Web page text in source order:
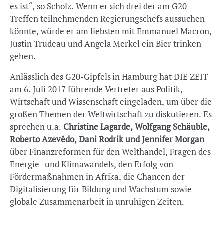
es ist“, so Scholz. Wenn er sich drei der am G20-
Treffen teilnehmenden Regierungschefs aussuchen
könnte, würde er am liebsten mit Emmanuel Macron,
Justin Trudeau und Angela Merkel ein Bier trinken
gehen.
Anlässlich des G20-Gipfels in Hamburg hat DIE ZEIT
am 6. Juli 2017 führende Vertreter aus Politik,
Wirtschaft und Wissenschaft eingeladen, um über die
großen Themen der Weltwirtschaft zu diskutieren. Es
sprechen u.a. Christine Lagarde, Wolfgang Schäuble,
Roberto Azevêdo, Dani Rodrik und Jennifer Morgan
über Finanzreformen für den Welthandel, Fragen des
Energie- und Klimawandels, den Erfolg von
Fördermaßnahmen in Afrika, die Chancen der
Digitalisierung für Bildung und Wachstum sowie
globale Zusammenarbeit in unruhigen Zeiten.